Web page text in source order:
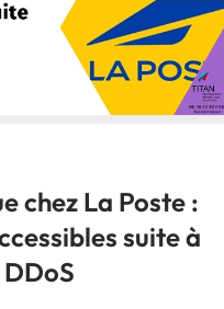
chez La Poste :
suite à